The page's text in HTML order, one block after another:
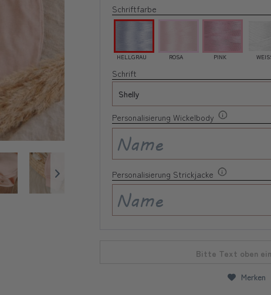
Schriftfarbe
HELLGRAU ROSA PINK
Schrift
Personalisierung Wickelbody
Personalisierung Strickjacke
Bitte Text oben
Merken